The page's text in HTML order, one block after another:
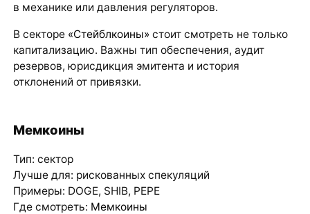
в механике или давления регуляторов.
В секторе «Стейблкоины»стоит смотреть не только
капитализацию. Важны тип обеспечения, аудит
резервов, юрисдикция эмитента и история
отклонений от привязки.
Мемкоины
Тип: сектор
Лучше для: рискованных спекуляций
Примеры: DOGE, SHIB, PEPE
Где смотреть: Мемкоины